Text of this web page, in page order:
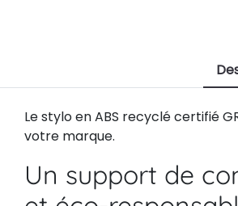
Le stylo en ABS recyclé certifié
votre marque.
Un support de